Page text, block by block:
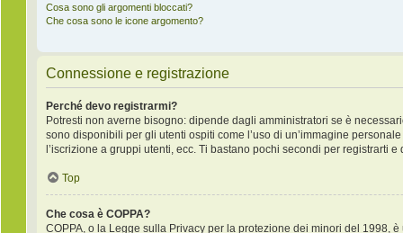
Cosa sono gli argomenti bloccati?
Che cosa sono le icone argomento?
Connessione e registrazione
Perché devo registrarmi?
Potresti non averne bisogno: dipende dagli amministratori se è
sono disponibili per gli utenti ospiti come l’uso di un’immagine
l’iscrizione a gruppi utenti, ecc. Ti bastano pochi secondi per registrarti
Top
Che cosa è COPPA?
COPPA, o la Legge sulla Privacy per la protezione dei minori del 1998,